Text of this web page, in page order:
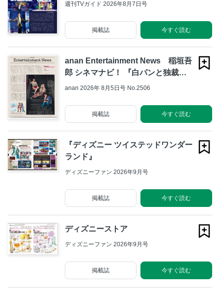
週刊TVガイド 2026年8月7日号
今すぐ読む
掲載誌
anan Entertainment News 稲垣吾
郎 シネマナビ！ 『白パンと独裁
者』／Event AKT〜目覚めた3人〜
夏、藝大生になる―／Comic 田島
列島『みちかとまり』4／四季凪ア
キラのトキメキ請負中 映画『私が
ビーバーになる時』／Movie 『モア
ナと伝説の海』／TV MBS/TBSドラ
anan 2026年 8月5日号 No.2506
今すぐ読む
掲載誌
『ディズニー ツイステッドワンダー
ランド』
ディズニーファン 2026年9月号
今すぐ読む
掲載誌
ディズニーストア
ディズニーファン 2026年9月号
今すぐ読む
掲載誌